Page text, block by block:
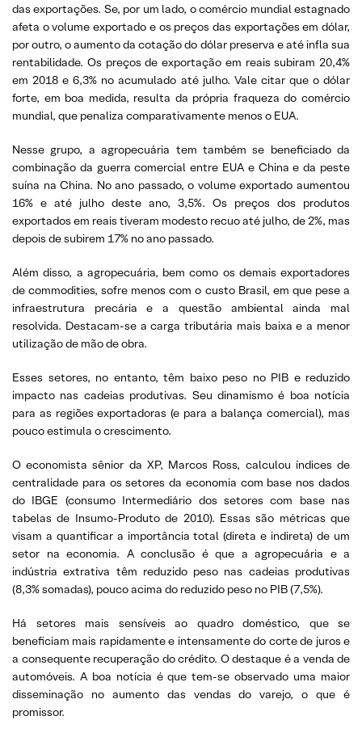
das exportações. Se, por um lado, o comércio mundial estagnado
afeta o volume exportado e os preços das exportações em dólar,
por outro, o aumento da cotação do dólar preserva e até infla sua
rentabilidade. Os preços de exportação em reais subiram 20,4%
em 2018 e 6,3% no acumulado até julho. Vale citar que o dólar
forte, em boa medida, resulta da própria fraqueza do comércio
mundial, que penaliza comparativamente menos o EUA.
Nesse grupo, a agropecuária tem também se beneficiado da
combinação da guerra comercial entre EUA e China e da peste
suína na China. No ano passado, o volume exportado aumentou
16% e até julho deste ano, 3,5%. Os preços dos produtos
exportados em reais tiveram modesto recuo até julho, de 2%, mas
depois de subirem 17% no ano passado.
Além disso, a agropecuária, bem como os demais exportadores
de commodities, sofre menos com o custo Brasil, em que pese a
infraestrutura precária e a questão ambiental ainda mal
resolvida. Destacam-se a carga tributária mais baixa e a menor
utilização de mão de obra.
Esses setores, no entanto, têm baixo peso no PIB e reduzido
impacto nas cadeias produtivas. Seu dinamismo é boa notícia
para as regiões exportadoras (e para a balança comercial), mas
pouco estimula o crescimento.
O economista sênior da XP, Marcos Ross, calculou índices de
centralidade para os setores da economia com base nos dados
do IBGE (consumo Intermediário dos setores com base nas
tabelas de Insumo-Produto de 2010). Essas são métricas que
visam a quantificar a importância total (direta e indireta) de um
setor na economia. A conclusão é que a agropecuária e a
indústria extrativa têm reduzido peso nas cadeias produtivas
(8,3% somadas), pouco acima do reduzido peso no PIB (7,5%).
Há setores mais sensíveis ao quadro doméstico, que se
beneficiam mais rapidamente e intensamente do corte de juros e
a consequente recuperação do crédito. O destaque é a venda de
automóveis. A boa notícia é que tem-se observado uma maior
disseminação no aumento das vendas do varejo, o que é
promissor.